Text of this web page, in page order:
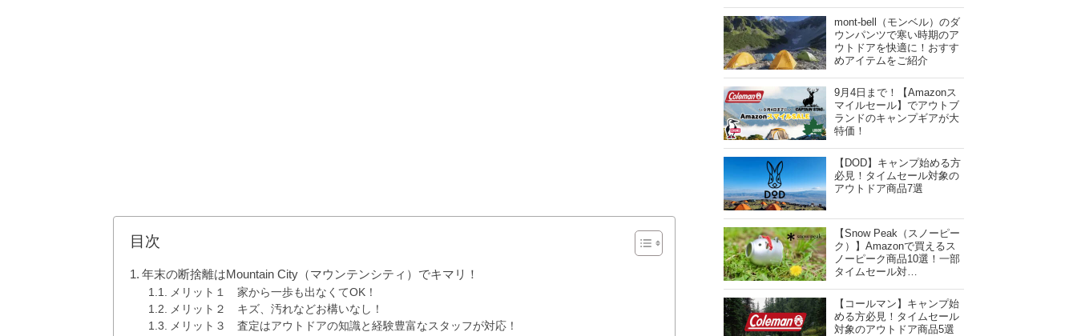
目次
年末の断捨離はMountain City（マウンテンシティ）でキマリ！
メリット１ 家から一歩も出なくてOK！
メリット２ キズ、汚れなどお構いなし！
メリット３ 査定はアウトドアの知識と経験豊富なスタッフが対応！
mont-bell（モンベル）のダ
ウンパンツで寒い時期のア
ウトドアを快適に！おすす
めアイテムをご紹介
9月4日まで！【Amazonス
マイルセール】でアウトブ
ランドのキャンプギアが大
特価！
【DOD】キャンプ始める方
必見！タイムセール対象の
アウトドア商品7選
【Snow Peak（スノーピー
ク）】Amazonで買えるス
ノーピーク商品10選！一部
タイムセール対…
【コールマン】キャンプ始
める方必見！タイムセール
対象のアウトドア商品5選